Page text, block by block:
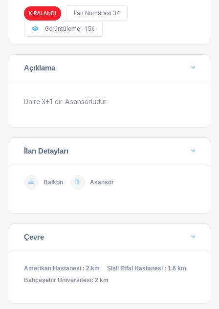
KİRALANDI İlan Numarası 34
Görüntüleme - 156
Açıklama
Daire 3+1 dir. Asansörlüdür.
İlan Detayları
Balkon Asansör
Çevre
Amerikan Hastanesi : 2.km
Şişli Etfal Hastanesi : 1.6 km
Bahçeşehir Üniversitesi: 2 km